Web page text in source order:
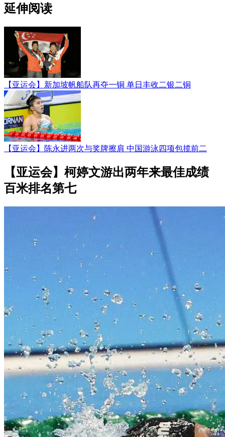
延伸阅读
【亚运会】新加坡帆船队再夺一铜 单日丰收二银二铜
【亚运会】陈永进两次与奖牌擦肩 中国游泳四项包揽前二
【亚运会】柯婷文游出两年来最佳成绩
百米排名第七